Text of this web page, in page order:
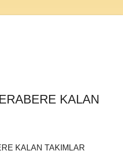
KALAN
KALAN TAKIMLAR